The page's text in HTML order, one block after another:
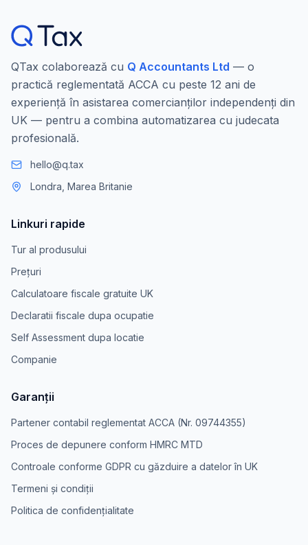
QTax colaborează cu Q Accountants Ltd — o
practică reglementată ACCA cu peste 12 ani de
experiență în asistarea comercianților independenți din
UK — pentru a combina automatizarea cu judecata
profesională.
hello@q.tax
Londra, Marea Britanie
Linkuri rapide
Tur al produsului
Prețuri
Calculatoare fiscale gratuite UK
Declaratii fiscale dupa ocupatie
Self Assessment dupa locatie
Companie
Garanții
Partener contabil reglementat ACCA (Nr. 09744355)
Proces de depunere conform HMRC MTD
Controale conforme GDPR cu găzduire a datelor în UK
Termeni și condiții
Politica de confidențialitate